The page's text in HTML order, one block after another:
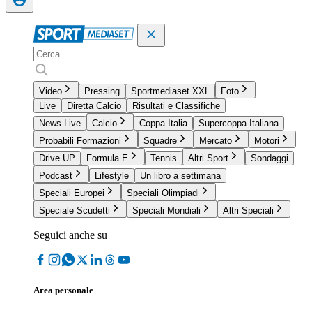
Video Pressing Sportmediaset XXL
Foto
Live
Diretta Calcio
Risultati e Classifiche
News Live
Calcio Coppa Italia
Supercoppa Italiana
Probabili Formazioni
Squadre Mercato
Motori
Drive UP
Formula E Tennis Altri Sport
Sondaggi
Podcast
Lifestyle
Un libro a settimana
Speciali Europei
Speciali Olimpiadi
Speciale Scudetti
Speciali Mondiali Altri Speciali
Seguici anche su
Area personale